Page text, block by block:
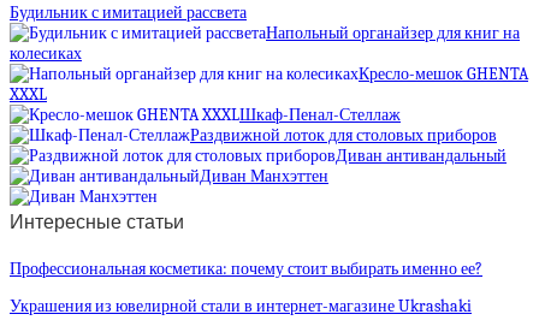
Будильник с имитацией рассвета
Напольный органайзер для книг на
колесиках
Кресло-мешок GHENTA
XXXL
Шкаф-Пенал-Стеллаж
Раздвижной лоток для столовых приборов
Диван антивандальный
Диван Манхэттен
Интересные статьи
Профессиональная косметика: почему стоит выбирать именно ее?
Украшения из ювелирной стали в интернет-магазине Ukrashaki